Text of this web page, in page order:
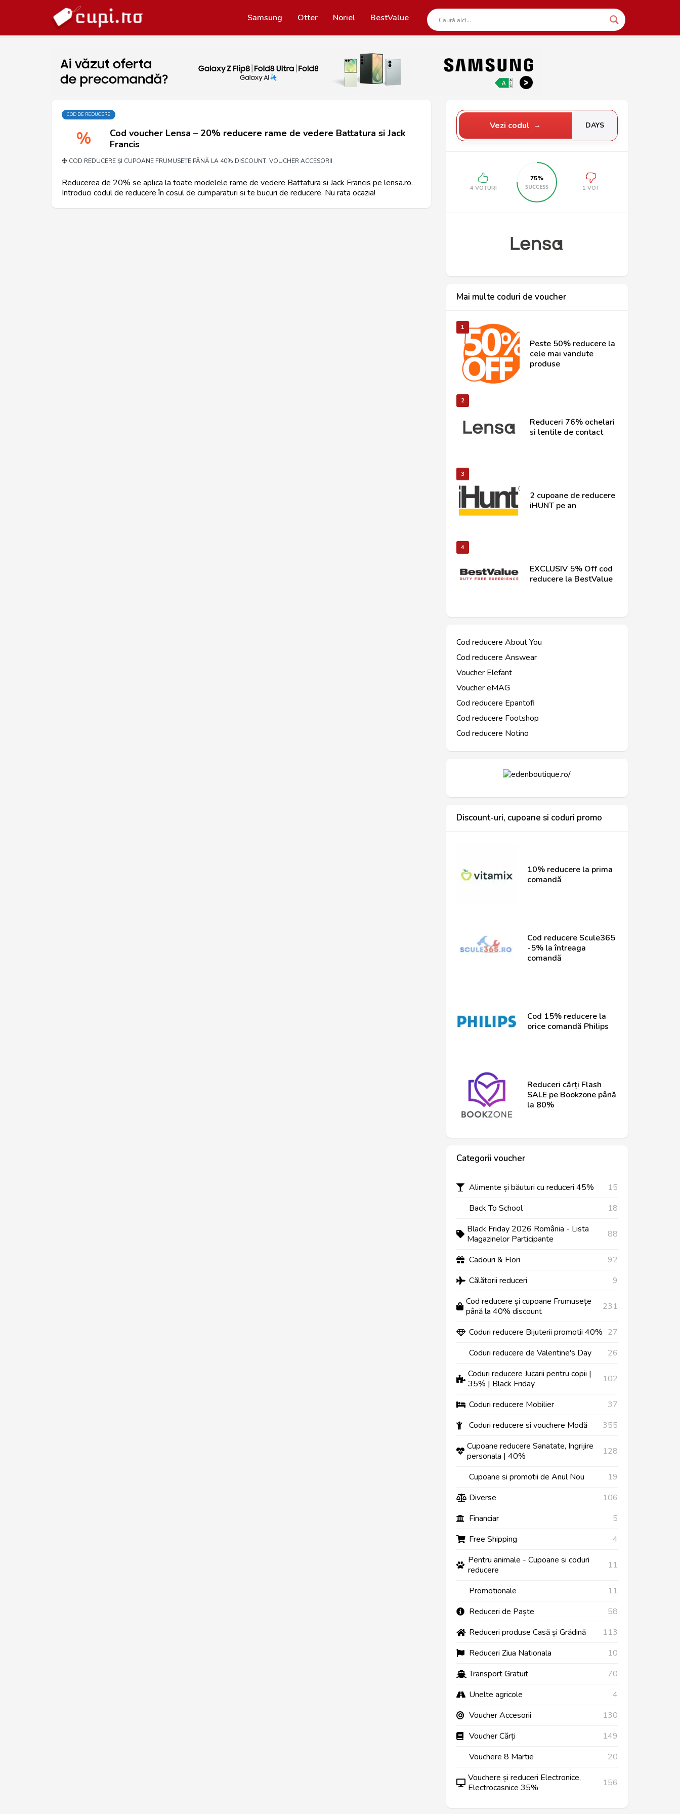
Samsung Otter Noriel BestValue
COD DE REDUCERE
%
Cod voucher Lensa – 20% reducere rame de vedere Battatura si Jack
Francis
COD REDUCERE ȘI CUPOANE FRUMUSEȚE PÂNĂ LA 40% DISCOUNT, VOUCHER ACCESORII
Reducerea de 20% se aplica la toate modelele rame de vedere Battatura si Jack Francis pe lensa.ro.
Introduci codul de reducere în cosul de cumparaturi si te bucuri de reducere. Nu rata ocazia!
Vezi codul DAYS
4 VOTURI
75%
SUCCESS 1 VOT
Mai multe coduri de voucher
1
Peste 50% reducere la
cele mai vandute
produse
2
Reduceri 76% ochelari
si lentile de contact
3
2 cupoane de reducere
iHUNT pe an
4
EXCLUSIV 5% Off cod
reducere la BestValue
Cod reducere About You
Cod reducere Answear
Voucher Elefant
Voucher eMAG
Cod reducere Epantofi
Cod reducere Footshop
Cod reducere Notino
Discount-uri, cupoane si coduri promo
10% reducere la prima
comandă
Cod reducere Scule365
-5% la întreaga
comandă
Cod 15% reducere la
orice comandă Philips
Reduceri cărți Flash
SALE pe Bookzone până
la 80%
Categorii voucher
Alimente și băuturi cu reduceri 45%
15
Back To School
18
Black Friday 2026 România - Lista
Magazinelor Participante
88
Cadouri & Flori
92
Călătorii reduceri
9
Cod reducere și cupoane Frumusețe
până la 40% discount
231
Coduri reducere Bijuterii promotii 40% 27
Coduri reducere de Valentine's Day
26
Coduri reducere Jucarii pentru copii |
35% | Black Friday
102
Coduri reducere Mobilier
37
Coduri reducere si vouchere Modă
355
Cupoane reducere Sanatate, Ingrijire
personala | 40%
128
Cupoane si promotii de Anul Nou
19
Diverse
106
Financiar
5
Free Shipping
4
Pentru animale - Cupoane si coduri
reducere
11
Promotionale
11
Reduceri de Paște
58
Reduceri produse Casă și Grădină
113
Reduceri Ziua Nationala
10
Transport Gratuit
70
Unelte agricole
4
Voucher Accesorii
130
Voucher Cărți
149
Vouchere 8 Martie
20
Vouchere și reduceri Electronice,
Electrocasnice 35%
156